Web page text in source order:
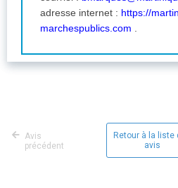
adresse internet : https://
marchespublics.com
Avis
précédent
Retour à la liste
avis